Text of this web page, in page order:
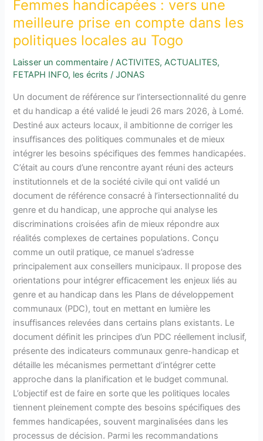
Femmes handicapées : vers une
meilleure prise en compte dans les
politiques locales au Togo
Laisser un commentaire /ACTIVITES,ACTUALITES,
FETAPH INFO, les écrits /JONAS
Un document de référence sur l’intersectionnalité du genre
et du handicap a été validé le jeudi 26 mars 2026, à Lomé.
Destiné aux acteurs locaux, il ambitionne de corriger les
insuffisances des politiques communales et de mieux
intégrer les besoins spécifiques des femmes handicapées.
C’était au cours d’une rencontre ayant réuni des acteurs
institutionnels et de la société civile qui ont validé un
document de référence consacré à l’intersectionnalité du
genre et du handicap, une approche qui analyse les
discriminations croisées afin de mieux répondre aux
réalités complexes de certaines populations. Conçu
comme un outil pratique, ce manuel s’adresse
principalement aux conseillers municipaux. Il propose des
orientations pour intégrer efficacement les enjeux liés au
genre et au handicap dans les Plans de développement
communaux (PDC), tout en mettant en lumière les
insuffisances relevées dans certains plans existants. Le
document définit les principes d’un PDC réellement inclusif,
présente des indicateurs communaux genre-handicap et
détaille les mécanismes permettant d’intégrer cette
approche dans la planification et le budget communal.
L’objectif est de faire en sorte que les politiques locales
tiennent pleinement compte des besoins spécifiques des
femmes handicapées, souvent marginalisées dans les
processus de décision. Parmi les recommandations
les
politiques
locales
au